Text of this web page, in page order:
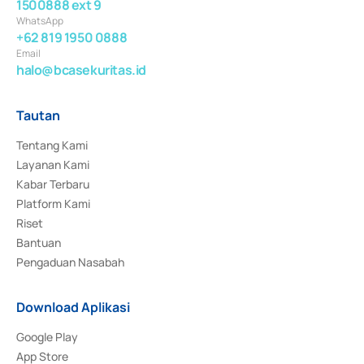
1500888 ext 9
WhatsApp
+62 819 1950 0888
Email
halo@bcasekuritas.id
Tautan
Tentang Kami
Layanan Kami
Kabar Terbaru
Platform Kami
Riset
Bantuan
Pengaduan Nasabah
Download Aplikasi
Google Play
App Store